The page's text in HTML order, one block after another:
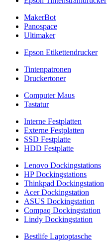
MakerBot
Panospace
Ultimaker
Epson Etikettendrucker
Tintenpatronen
Druckertoner
Computer Maus
Tastatur
Interne Festplatten
Externe Festplatten
SSD Festplatte
HDD Festplatte
Lenovo Dockingstations
HP Dockingstations
Thinkpad Dockingstation
Acer Dockingstation
ASUS Dockingstation
Compaq Dockingstation
Lindy Dockingstation
Bestlife Laptoptasche